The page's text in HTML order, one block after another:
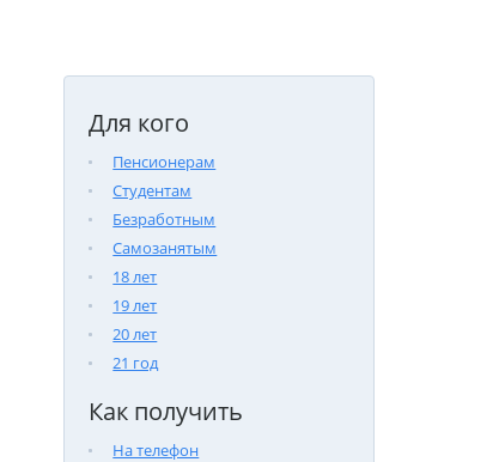
Для кого
Пенсионерам
Студентам
Безработным
Самозанятым
18 лет
19 лет
20 лет
21 год
Как получить
На телефон